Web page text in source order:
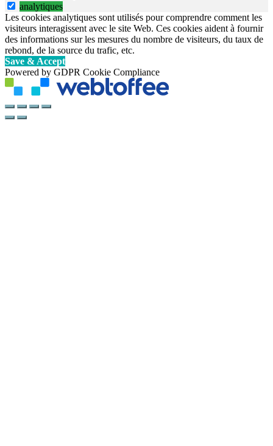
analytiques
Les cookies analytiques sont utilisés pour comprendre comment les
visiteurs interagissent avec le site Web. Ces cookies aident à fournir
des informations sur les mesures du nombre de visiteurs, du taux de
rebond, de la source du trafic, etc.
Save & Accept
Powered by GDPR Cookie Compliance